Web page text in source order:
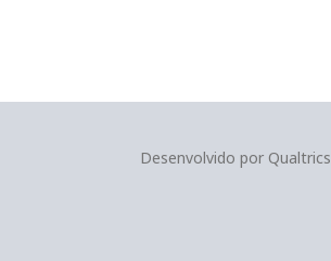
Desenvolvido por Qualtrics